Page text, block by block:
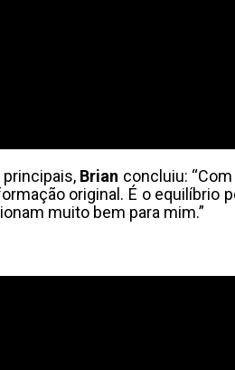
Brian concluiu:
original. É o equilíbrio
muito bem para mim.”